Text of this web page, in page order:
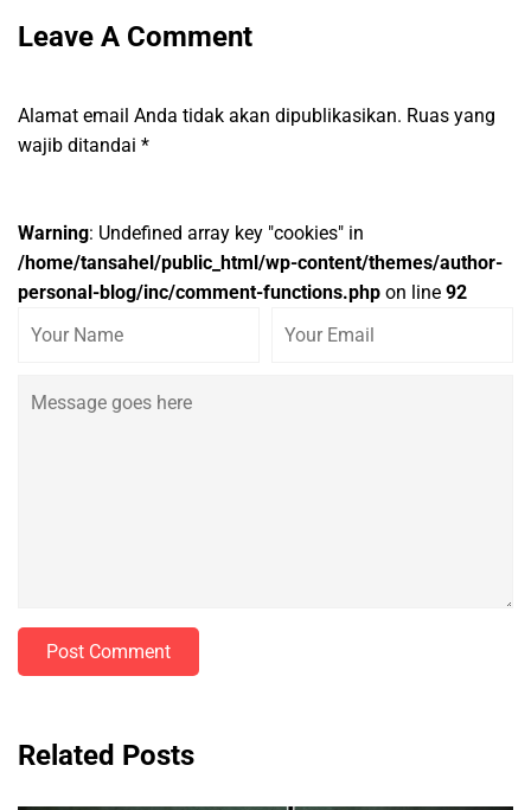
Leave A Comment
Alamat email Anda tidak akan dipublikasikan. Ruas yang
wajib ditandai *
Warning: Undefined array key "cookies" in
/home/tansahel/public_html/wp-content/themes/author-
personal-blog/inc/comment-functions.php on line 92
Post Comment
Related Posts